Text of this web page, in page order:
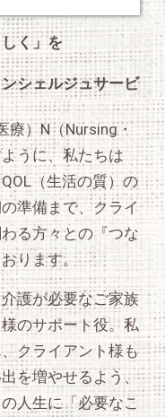
く」を
シェルジュサービ
療）N（Nursing・
ように、私たちは
（生活の質）の
準備まで、クライ
る方々との『つな
ります。
護が必要なご家族
のサポート役。私
クライアント様も
を増やせるよう、
人生に「必要なこ